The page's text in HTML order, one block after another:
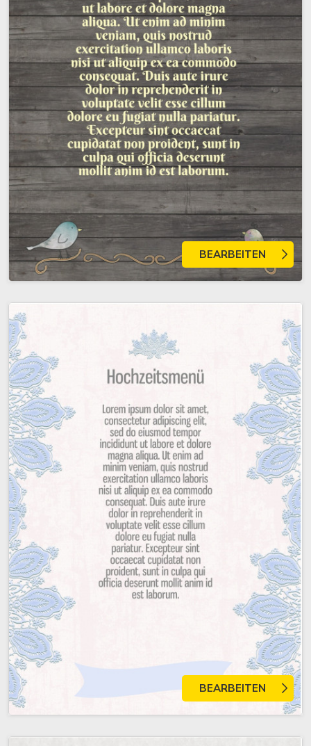
BEARBEITEN
BEARBEITEN